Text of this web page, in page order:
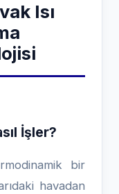
Isı
İşler?
bir
havadan